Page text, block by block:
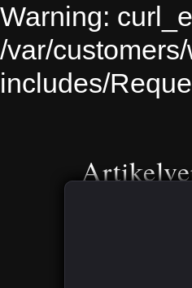
Warning:
/var/
includes/